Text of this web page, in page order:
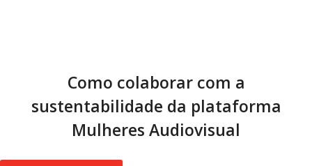
Como colaborar com a
sustentabilidade da plataforma
Mulheres Audiovisual